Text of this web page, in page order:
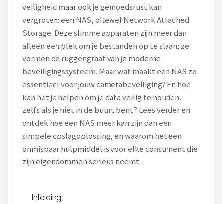
Shop
POPULAIRE MERKEN
Eufy
Home-Locking
Reolink
EZVIZ
Hikvision
Foscam
veiligheid maar ook je gemoedsrust kan
vergroten: een NAS, oftewel Network Attached
Storage. Deze slimme apparaten zijn meer dan
alleen een plek om je bestanden op te slaan; ze
vormen de ruggengraat van je moderne
beveiligingssysteem. Maar wat maakt een NAS zo
essentieel voor jouw camerabeveiliging? En hoe
kan het je helpen om je data veilig te houden,
zelfs als je niet in de buurt bent? Lees verder en
ontdek hoe een NAS meer kan zijn dan een
simpele opslagoplossing, en waarom het een
onmisbaar hulpmiddel is voor elke consument die
zijn eigendommen serieus neemt.
Inleiding